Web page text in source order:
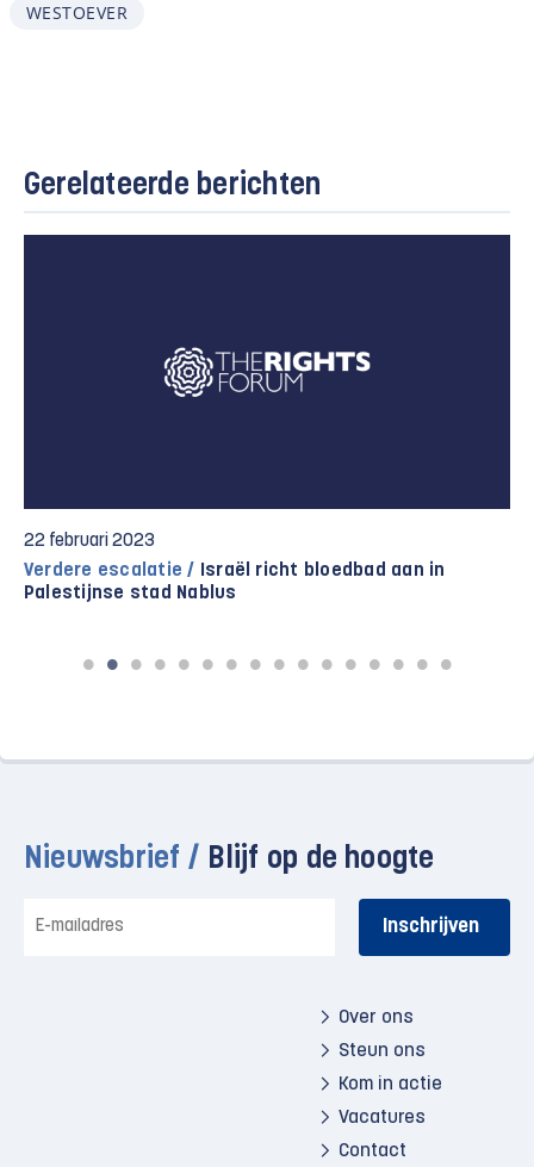
WESTOEVER
Gerelateerde berichten
22 februari 2023
Verdere escalatie / Israël richt bloedbad aan in
Palestijnse stad Nablus
Nieuwsbrief / Blijf op de hoogte
mailadres
Over ons
Steun ons
Kom in actie
Vacatures
Contact